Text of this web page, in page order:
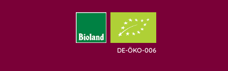
DE-ÖKO-006